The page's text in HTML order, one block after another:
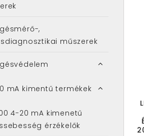
,
műszerek
mA kimentű termékek
4-20 mA kimenetű
érzékelők